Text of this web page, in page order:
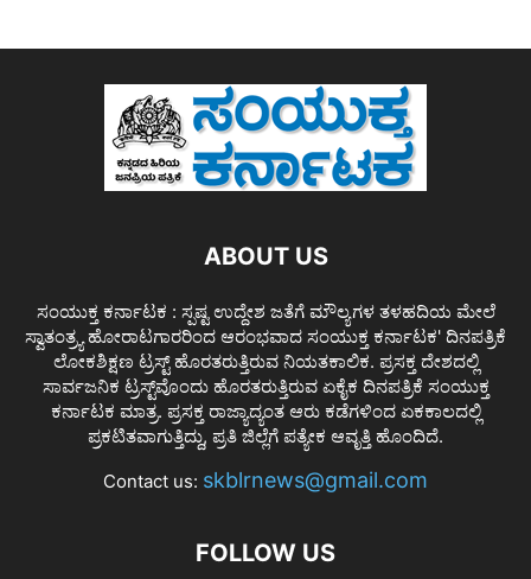
ABOUT US
ಸಂಯುಕ್ತ ಕರ್ನಾಟಕ : ಸ್ಪಷ್ಟ ಉದ್ದೇಶ ಜತೆಗೆ ಮೌಲ್ಯಗಳ ತಳಹದಿಯ ಮೇಲೆ
ಸ್ವಾತಂತ್ರ್ಯ ಹೋರಾಟಗಾರರಿಂದ ಆರಂಭವಾದ ಸಂಯುಕ್ತ ಕರ್ನಾಟಕ' ದಿನಪತ್ರಿಕೆ
ಲೋಕಶಿಕ್ಷಣ ಟ್ರಸ್ಟ್ ಹೊರತರುತ್ತಿರುವ ನಿಯತಕಾಲಿಕ. ಪ್ರಸಕ್ತ ದೇಶದಲ್ಲಿ
ಸಾರ್ವಜನಿಕ ಟ್ರಸ್ಟ್‌ವೊಂದು ಹೊರತರುತ್ತಿರುವ ಏಕೈಕ ದಿನಪತ್ರಿಕೆ ಸಂಯುಕ್ತ
ಕರ್ನಾಟಕ ಮಾತ್ರ. ಪ್ರಸಕ್ತ ರಾಜ್ಯಾದ್ಯಂತ ಆರು ಕಡೆಗಳಿಂದ ಏಕಕಾಲದಲ್ಲಿ
ಪ್ರಕಟಿತವಾಗುತ್ತಿದ್ದು, ಪ್ರತಿ ಜಿಲ್ಲೆಗೆ ಪತ್ಯೇಕ ಆವೃತ್ತಿ ಹೊಂದಿದೆ.
Contact us: skblrnews@gmail.com
FOLLOW US